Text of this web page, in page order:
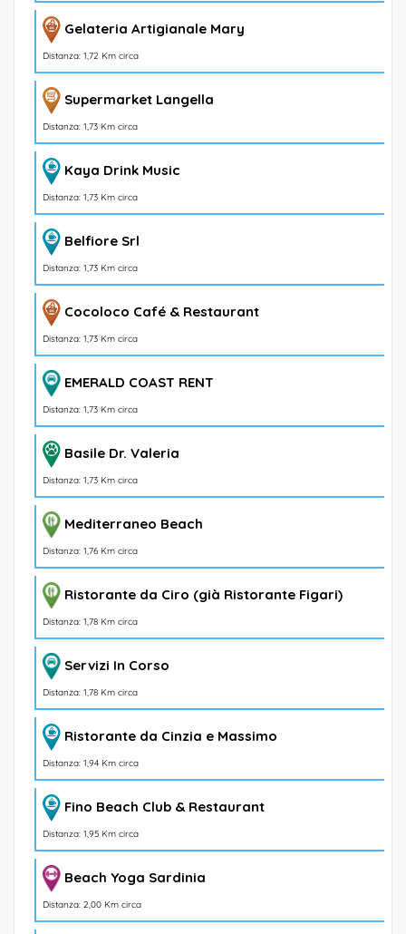
Gelateria Artigianale Mary
Distanza: 1,72 Km circa
Supermarket Langella
Distanza: 1,73 Km circa
Kaya Drink Music
Distanza: 1,73 Km circa
Belfiore Srl
Distanza: 1,73 Km circa
Cocoloco Café & Restaurant
Distanza: 1,73 Km circa
EMERALD COAST RENT
Distanza: 1,73 Km circa
Basile Dr. Valeria
Distanza: 1,73 Km circa
Mediterraneo Beach
Distanza: 1,76 Km circa
Ristorante da Ciro (già Ristorante Figari)
Distanza: 1,78 Km circa
Servizi In Corso
Distanza: 1,78 Km circa
Ristorante da Cinzia e Massimo
Distanza: 1,94 Km circa
Fino Beach Club & Restaurant
Distanza: 1,95 Km circa
Beach Yoga Sardinia
Distanza: 2,00 Km circa